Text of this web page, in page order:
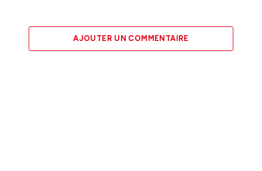
AJOUTER UN COMMENTAIRE